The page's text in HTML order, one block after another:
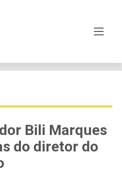
Bili Marques
do diretor do